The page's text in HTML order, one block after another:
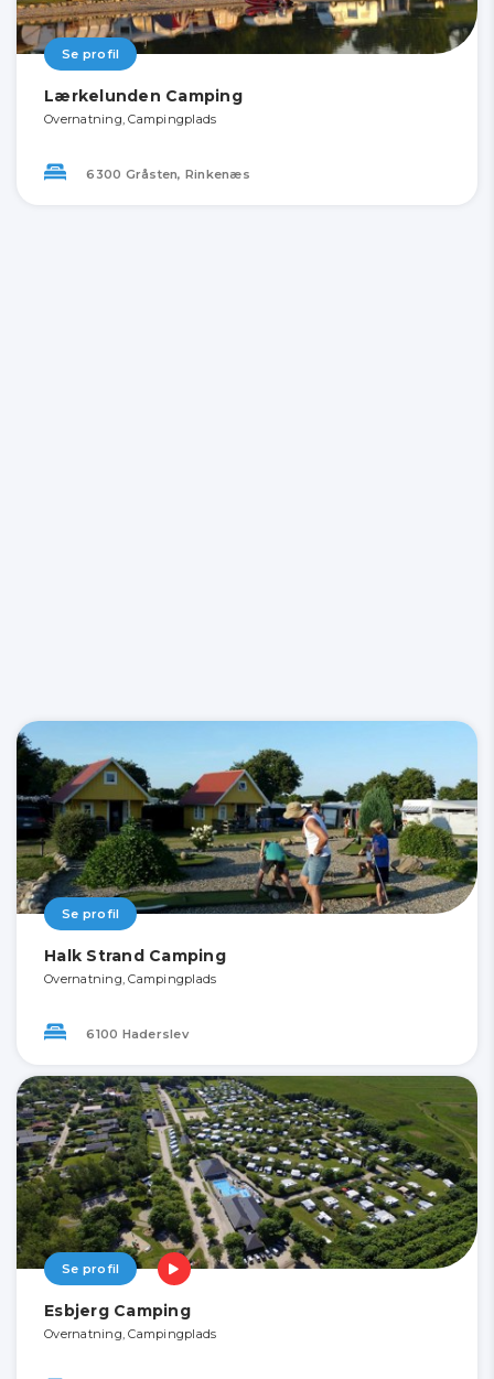
Se profil
Lærkelunden Camping
Overnatning, Campingplads
6300 Gråsten, Rinkenæs
Se profil
Halk Strand Camping
Overnatning, Campingplads
6100 Haderslev
Se profil
Esbjerg Camping
Overnatning, Campingplads